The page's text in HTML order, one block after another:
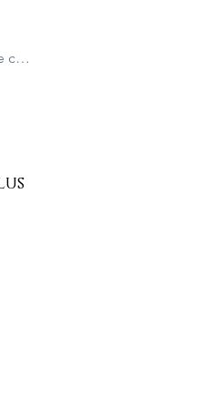
connecter